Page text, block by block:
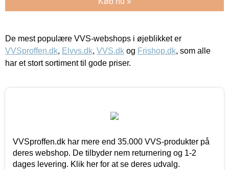
De mest populære VVS-webshops i øjeblikket er
VVSproffen.dk, Elvvs.dk, VVS.dk og Frishop.dk, som alle
har et stort sortiment til gode priser.
VVSproffen.dk har mere end 35.000 VVS-produkter på
deres webshop. De tilbyder nem returnering og 1-2
dages levering. Klik her for at se deres udvalg.